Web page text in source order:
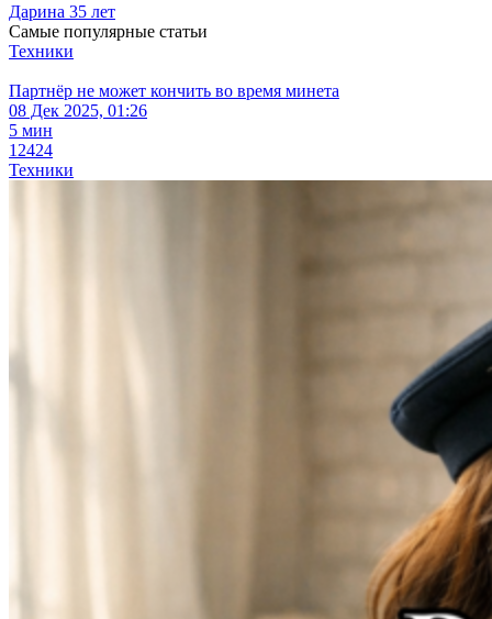
Дарина 35 лет
Самые популярные статьи
Техники
Партнёр не может кончить во время минета
08 Дек 2025, 01:26
5 мин
12424
Техники